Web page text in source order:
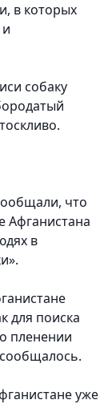
в которых
собаку
что
Афганистана
в
для поиска
пленении
уже